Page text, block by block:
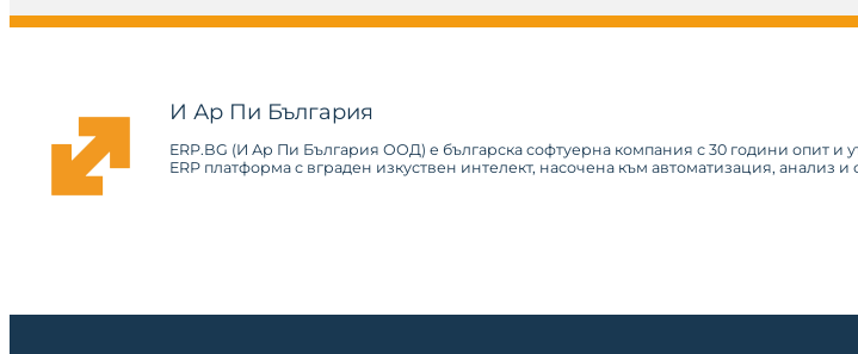
И Ар Пи България
ERP.BG (И Ар Пи България ООД) е българска софтуерна компания с 30 години опит
ERP платформа с вграден изкуствен интелект, насочена към автоматизация,